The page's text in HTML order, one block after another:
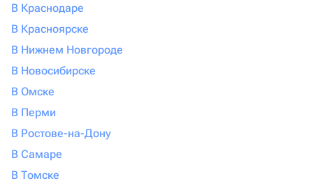
В Краснодаре
В Красноярске
В Нижнем Новгороде
В Новосибирске
В Омске
В Перми
В Ростове-на-Дону
В Самаре
В Томске